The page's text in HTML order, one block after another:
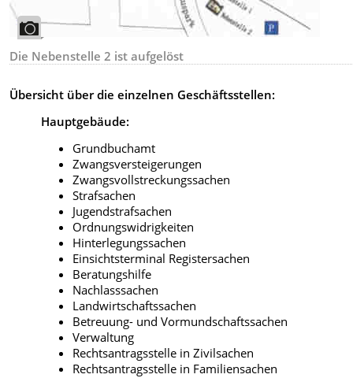
Die Nebenstelle 2 ist aufgelöst
Übersicht über die einzelnen Geschäftsstellen:
Hauptgebäude:
Grundbuchamt
Zwangsversteigerungen
Zwangsvollstreckungssachen
Strafsachen
Jugendstrafsachen
Ordnungswidrigkeiten
Hinterlegungssachen
Einsichtsterminal Registersachen
Beratungshilfe
Nachlasssachen
Landwirtschaftssachen
Betreuung- und Vormundschaftssachen
Verwaltung
Rechtsantragsstelle in Zivilsachen
Rechtsantragsstelle in Familiensachen